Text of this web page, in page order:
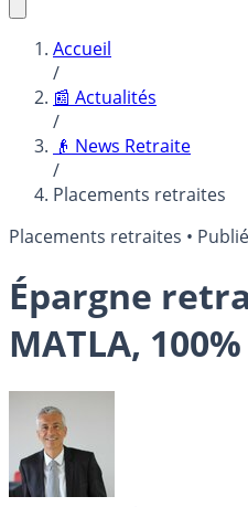
Accueil
/
📰 Actualités
/
👴 News Retraite
/
Placements retraites
Placements retraites •
Épargne
MATLA,